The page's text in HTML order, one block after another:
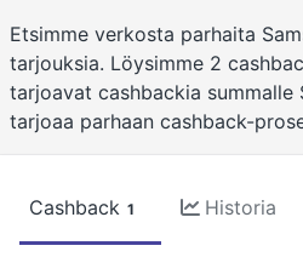
Etsimme verkosta parhaita
tarjouksia. Löysimme 2
tarjoavat cashbackia summalle
tarjoaa parhaan cashback-
Cashback 1 Historia